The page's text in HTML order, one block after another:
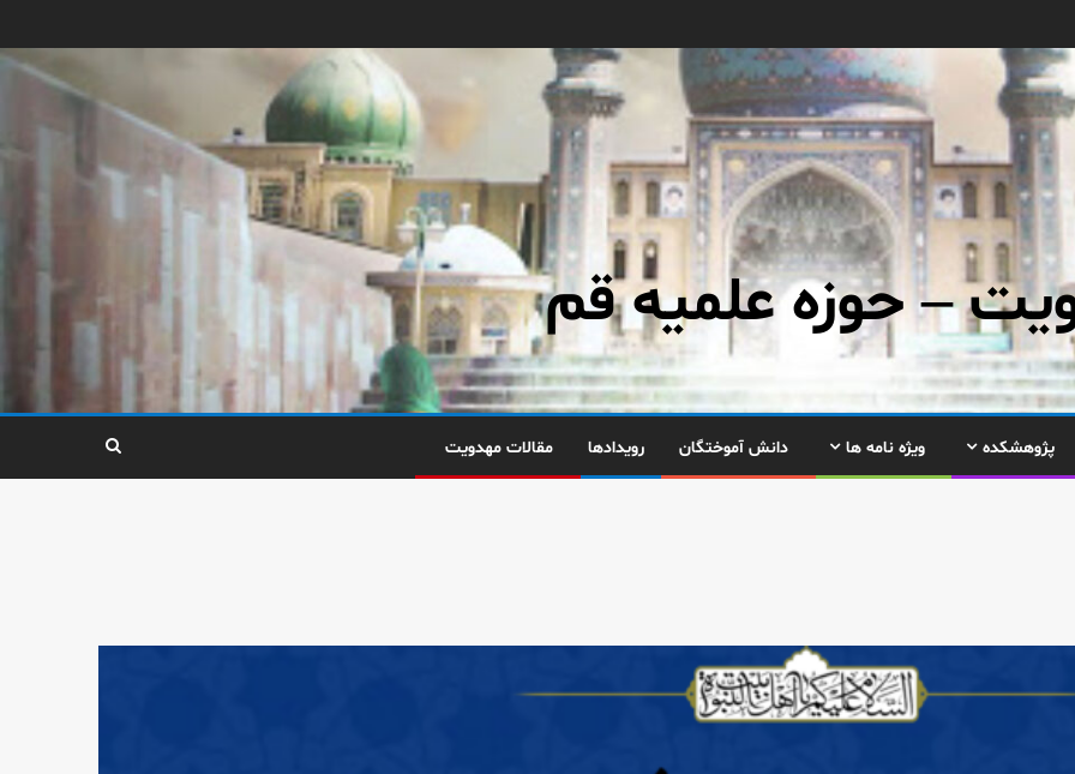
– حوزه علمیه قم
پژوهشکده ویژه نامه ها دانش آموختگان رویدادها مقالات مهدویت